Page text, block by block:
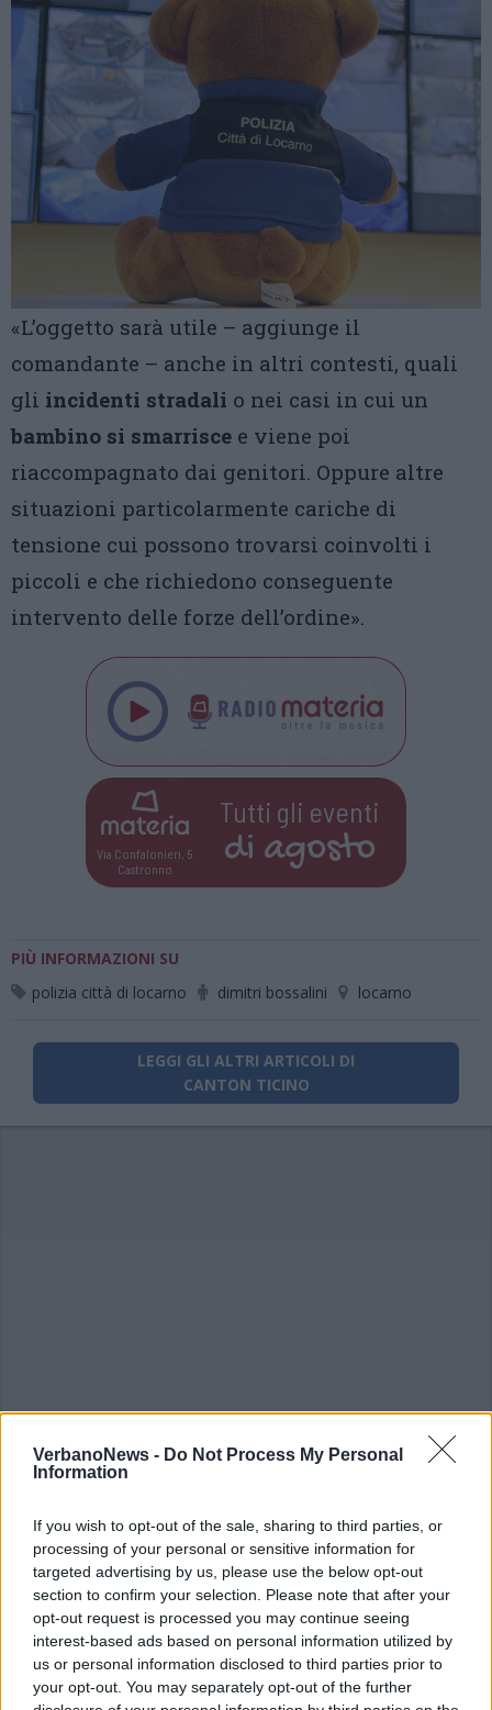
VerbanoNews - Do Not Process My Personal
Information
If you wish to opt-out of the sale, sharing to third parties, or
processing of your personal or sensitive information for
targeted advertising by us, please use the below opt-out
section to confirm your selection. Please note that after your
opt-out request is processed you may continue seeing
interest-based ads based on personal information utilized by
us or personal information disclosed to third parties prior to
your opt-out. You may separately opt-out of the further
«L’oggetto sarà utile – aggiunge il
comandante – anche in altri contesti, quali
gli incidenti stradali o nei casi in cui un
bambino si smarrisce e viene poi
riaccompagnato dai genitori. Oppure altre
situazioni particolarmente cariche di
tensione cui possono trovarsi coinvolti i
piccoli e che richiedono conseguente
intervento delle forze dell’ordine».
Via Confalonieri, 5
Castronno
Tutti gli eventi
di agosto
PIÙ INFORMAZIONI SU
polizia città di locarno
dimitri bossalini locarno
LEGGI GLI ALTRI ARTICOLI DI
CANTON TICINO